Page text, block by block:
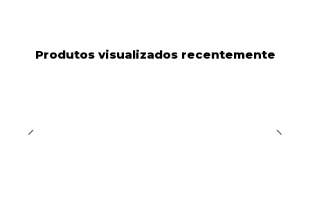
Produtos visualizados recentemente